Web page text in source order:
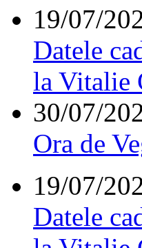
19/07/
Datele
la Vitalie
30/07/
Ora de
19/07/
Datele